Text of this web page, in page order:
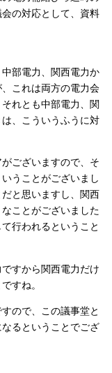
の対応として、資料
部電力、関西電力か
これは両方の電力会
れとも中部電力、関
、こういうふうに対
ございますので、そ
うことがございまし
と思いますし、関西
ことがございました
行われるということ
すから関西電力だけ
すね。
ので、この議事堂と
るということでござ